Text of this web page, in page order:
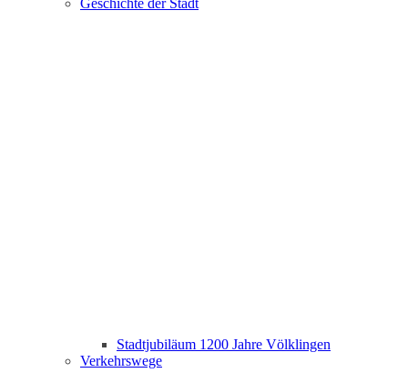
Geschichte der Stadt
Stadtjubiläum 1200 Jahre Völklingen
Verkehrswege